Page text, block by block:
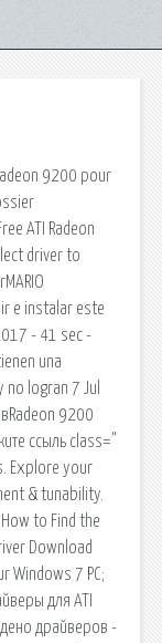
9200 pour
ATI Radeon
driver to
e instalar este
- 41 sec -
una
no logran 7 Jul
9200
ссыль class="
Explore your
& tunability.
to Find the
Download
Windows 7 PC;
для ATI
драйверов -